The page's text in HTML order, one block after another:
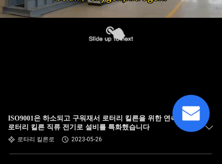
ISO9001은 하소되고 구워재서 로터리 킬른을 위한 연속 가스
로터리 킬른 직류 전기로 설비를 특화했습니다
로타리 킬른로 2023-05-26